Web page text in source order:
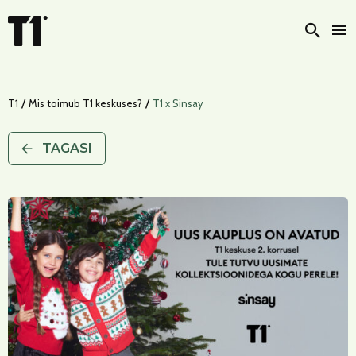
Otsi
T1 / Mis toimub T1 keskuses? / T1 x Sinsay
TAGASI